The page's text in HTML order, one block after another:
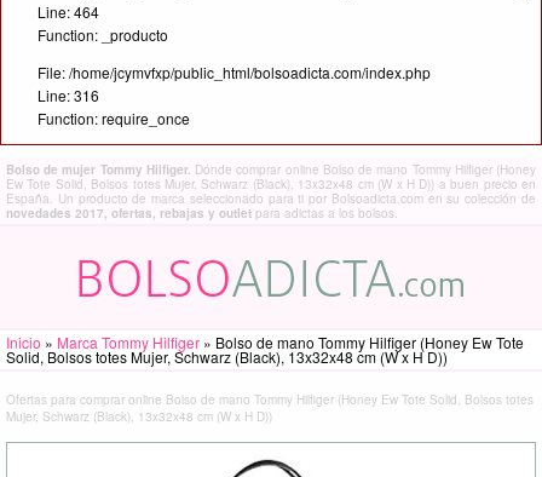
Line: 464
Function: _producto
File: /home/jcymvfxp/public_html/bolsoadicta.com/index.php
Line: 316
Function: require_once
Bolso de mujer Tommy Hilfiger. Dónde comprar online Bolso de mano Tommy Hilfiger (Honey
Ew Tote Solid, Bolsos totes Mujer, Schwarz (Black), 13x32x48 cm (W x H D)) a buen precio en
España. Un producto de marca seleccionado para ti por Bolsoadicta.com en su colección de
novedades 2017, ofertas, rebajas y outlet para adictas a los bolsos.
Inicio » Marca Tommy Hilfiger » Bolso de mano Tommy Hilfiger (Honey Ew Tote
Solid, Bolsos totes Mujer, Schwarz (Black), 13x32x48 cm (W x H D))
Ofertas para comprar online Bolso de mano Tommy Hilfiger (Honey Ew Tote Solid, Bolsos totes
Mujer, Schwarz (Black), 13x32x48 cm (W x H D))